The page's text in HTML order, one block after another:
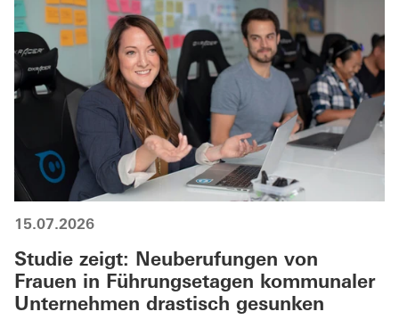
15.07.2026
Studie zeigt: Neuberufungen von
Frauen in Führungsetagen kommunaler
Unternehmen drastisch gesunken